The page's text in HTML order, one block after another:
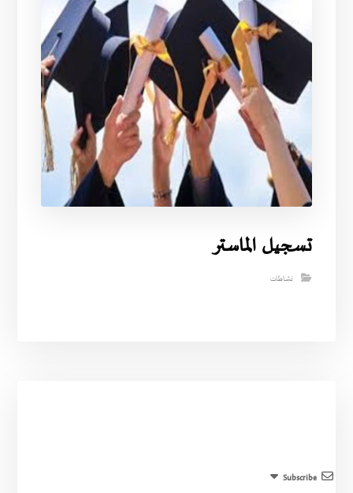
تسجيل الماستر
نشاطات
Subscribe